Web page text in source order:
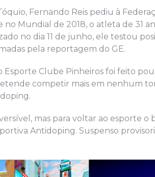
Fernando Reis pediu à
no Mundial de 2018, o atleta de 31
no dia 11 de junho, ele testou
pela reportagem do GE.
Clube Pinheiros foi feito
competir mais em nenhum
mas para voltar ao esporte o
Antidoping. Suspenso